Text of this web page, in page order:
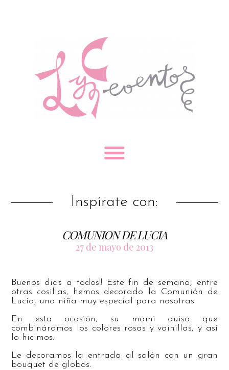
Inspírate con:
COMUNION DE LUCIA
27 de mayo de 2013
Buenos dias a todos!! Este fin de semana, entre
otras cosillas, hemos decorado la Comunión de
Lucía, una niña muy especial para nosotras.
En esta ocasión, su mami quiso que
combináramos los colores rosas y vainillas, y así
lo hicimos.
Le decoramos la entrada al salón con un gran
bouquet de globos.